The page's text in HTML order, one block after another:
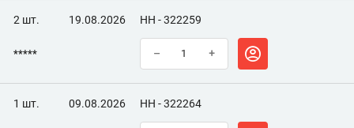
2 шт. 19.08.2026 НН - 322259
***** – +
1 шт. 09.08.2026 НН - 322264